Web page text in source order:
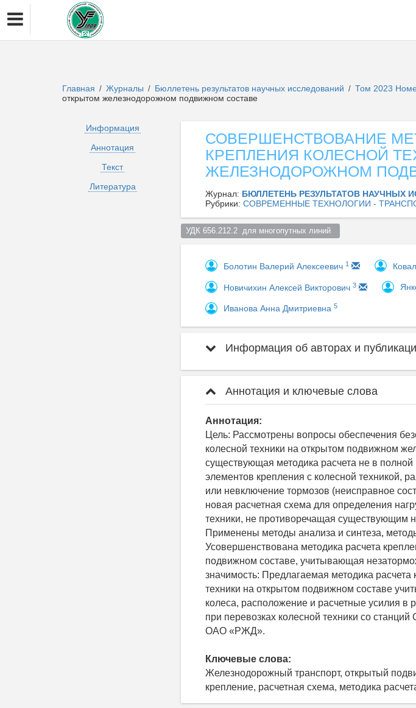
Главная / Журналы / Бюллетень результатов научных исследований / Том 2023
открытом железнодорожном подвижном составе
Информация
Аннотация
Текст
Литература
СОВЕРШЕНСТВОВАНИЕ
КРЕПЛЕНИЯ КОЛЕСНОЙ
ЖЕЛЕЗНОДОРОЖНОМ
Журнал: БЮЛЛЕТЕНЬ РЕЗУЛЬТАТОВ НАУЧНЫХ
Рубрики: СОВРЕМЕННЫЕ ТЕХНОЛОГИИ -
УДК 656.212.2  для многопутных линий
Болотин Валерий Алексеевич 1
Новичихин Алексей Викторович 3
Иванова Анна Дмитриевна 5
Информация об авторах и
Аннотация и ключевые слова
Аннотация:
Цель: Рассмотрены вопросы обеспечения
колесной техники на открытом подвижном
существующая методика расчета не в
элементов крепления с колесной техникой,
или невключение тормозов (неисправное
новая расчетная схема для определения
техники, не противоречащая существующим
Применены методы анализа и синтеза,
Усовершенствована методика расчета
подвижном составе, учитывающая
значимость: Предлагаемая методика
техники на открытом подвижном составе
колеса, расположение и расчетные усилия
при перевозках колесной техники со
ОАО «РЖД».
Ключевые слова:
Железнодорожный транспорт, открытый
крепление, расчетная схема, методика